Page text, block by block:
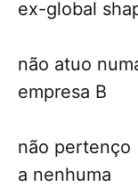
ex-global
não atuo
empresa B
não pertenço
a nenhuma